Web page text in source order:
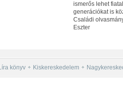
ismerős lehet
generációkat is
Családi
Eszter
könyv Kiskereskedelem